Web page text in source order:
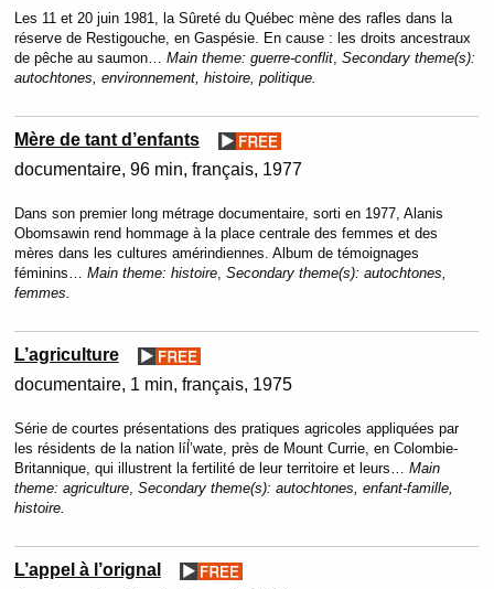
Les 11 et 20 juin 1981, la Sûreté du Québec mène des rafles dans la
réserve de Restigouche, en Gaspésie. En cause : les droits ancestraux
de pêche au saumon… Main theme: guerre-conflit, Secondary theme(s):
autochtones, environnement, histoire, politique.
Mère de tant d’enfants
documentaire 96 min français 1977
Dans son premier long métrage documentaire, sorti en 1977, Alanis
Obomsawin rend hommage à la place centrale des femmes et des
mères dans les cultures amérindiennes. Album de témoignages
féminins… Main theme: histoire, Secondary theme(s): autochtones,
femmes.
L’agriculture
documentaire 1 min français 1975
Série de courtes présentations des pratiques agricoles appliquées par
les résidents de la nation líl̓’wate, près de Mount Currie, en Colombie-
Britannique, qui illustrent la fertilité de leur territoire et leurs… Main
theme: agriculture, Secondary theme(s): autochtones, enfant-famille,
histoire.
L’appel à l’orignal